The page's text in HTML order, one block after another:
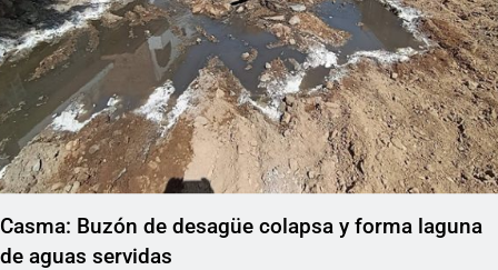
Casma: Buzón de desagüe colapsa y forma laguna
de aguas servidas